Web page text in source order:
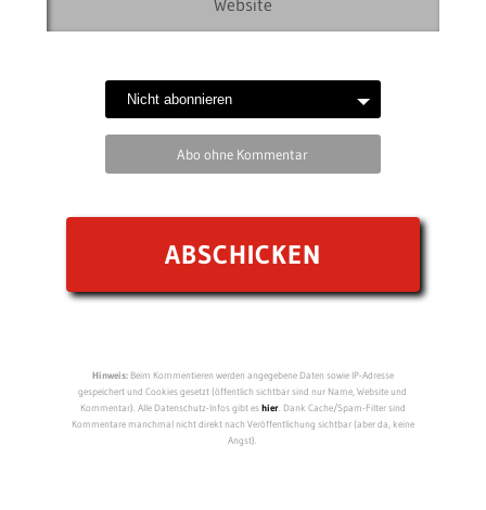
Abo ohne Kommentar
Hinweis:Beim Kommentieren werden angegebene Daten sowie IP-Adresse
gespeichert und Cookies gesetzt (öffentlich sichtbar sind nur Name, Website und
Kommentar). Alle Datenschutz-Infos gibt eshier. Dank Cache/Spam-Filter sind
Kommentare manchmal nicht direkt nach Veröffentlichung sichtbar (aber da, keine
Angst).